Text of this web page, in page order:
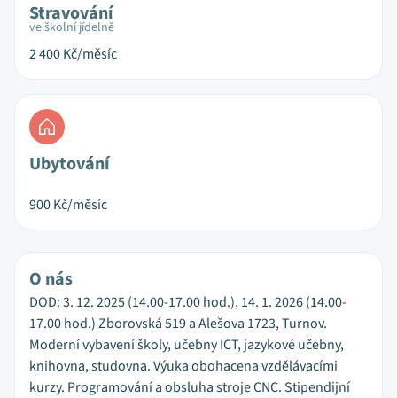
Stravování
ve školní jídelně
2 400Kč/měsíc
Ubytování
900Kč/měsíc
O nás
DOD: 3. 12. 2025 (14.00-17.00 hod.), 14. 1. 2026 (14.00-
17.00 hod.) Zborovská 519 a Alešova 1723, Turnov.
Moderní vybavení školy, učebny ICT, jazykové učebny,
knihovna, studovna. Výuka obohacena vzdělávacími
kurzy. Programování a obsluha stroje CNC. Stipendijní